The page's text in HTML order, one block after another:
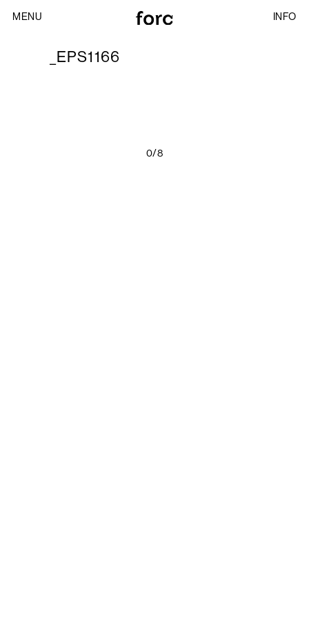
MENU INFO
_EPS1166
0/8